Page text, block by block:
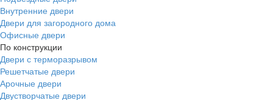
Внутренние двери
Двери для загородного дома
Офисные двери
По конструкции
Двери с терморазрывом
Решетчатые двери
Арочные двери
Двустворчатые двери